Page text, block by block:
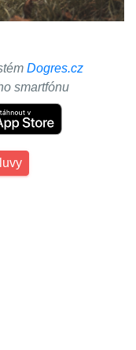
Dogres.cz
smartfónu